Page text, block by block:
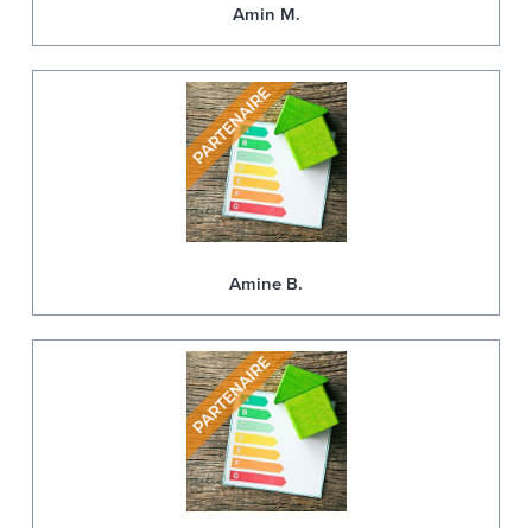
Amin M.
Amine B.